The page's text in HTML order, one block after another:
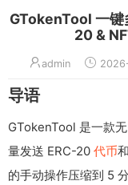
GTokenTool 一键
20 &
admin
导语
GTokenTool 是一款
量发送 ERC-20 代币
的手动操作压缩到 5